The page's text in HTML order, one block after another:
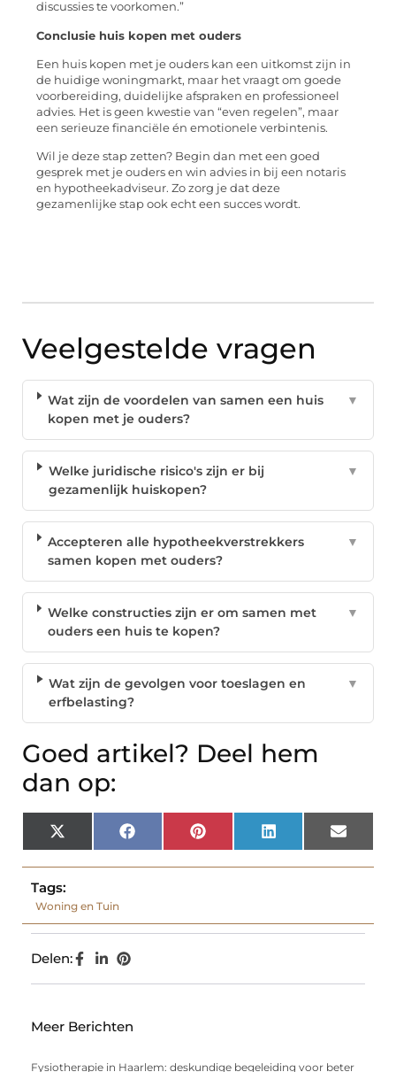
discussies te voorkomen.”
Conclusie huis kopen met ouders
Een huis kopen met je ouders kan een uitkomst zijn in
de huidige woningmarkt, maar het vraagt om goede
voorbereiding, duidelijke afspraken en professioneel
advies. Het is geen kwestie van “even regelen”, maar
een serieuze financiële én emotionele verbintenis.
Wil je deze stap zetten? Begin dan met een goed
gesprek met je ouders en win advies in bij een notaris
en hypotheekadviseur. Zo zorg je dat deze
gezamenlijke stap ook echt een succes wordt.
Veelgestelde vragen
Wat zijn de voordelen van samen een huis
kopen met je ouders?
▼
Welke juridische risico's zijn er bij
gezamenlijk huiskopen?
▼
Accepteren alle hypotheekverstrekkers
samen kopen met ouders?
▼
Welke constructies zijn er om samen met
ouders een huis te kopen?
▼
Wat zijn de gevolgen voor toeslagen en
erfbelasting?
▼
Goed artikel? Deel hem
dan op:
X
(Twitter)
Facebook Pinterest LinkedIn Email
Tags:
Woning en Tuin
Delen:
Meer Berichten
Fysiotherapie in Haarlem: deskundige begeleiding voor beter